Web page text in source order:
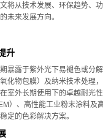
将从技术发展、环保趋势、
未来发展方向。
升
暴露于紫外光下易褪色或分
化物包膜）及纳米技术处理
室外长期使用下的卓越耐光
）、高性能工业粉末涂料及
定的色彩解决方案。